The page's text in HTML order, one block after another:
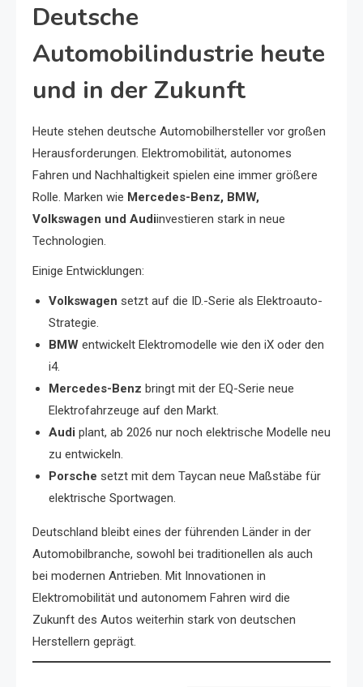
Deutsche
Automobilindustrie heute
und in der Zukunft
Heute stehen deutsche Automobilhersteller vor großen
Herausforderungen. Elektromobilität, autonomes
Fahren und Nachhaltigkeit spielen eine immer größere
Rolle. Marken wie Mercedes-Benz, BMW,
Volkswagen und Audiinvestieren stark in neue
Technologien.
Einige Entwicklungen:
Volkswagen setzt auf die ID.-Serie als Elektroauto-
Strategie.
BMW entwickelt Elektromodelle wie den iX oder den
i4.
Mercedes-Benz bringt mit der EQ-Serie neue
Elektrofahrzeuge auf den Markt.
Audi plant, ab 2026 nur noch elektrische Modelle neu
zu entwickeln.
Porsche setzt mit dem Taycan neue Maßstäbe für
elektrische Sportwagen.
Deutschland bleibt eines der führenden Länder in der
Automobilbranche, sowohl bei traditionellen als auch
bei modernen Antrieben. Mit Innovationen in
Elektromobilität und autonomem Fahren wird die
Zukunft des Autos weiterhin stark von deutschen
Herstellern geprägt.